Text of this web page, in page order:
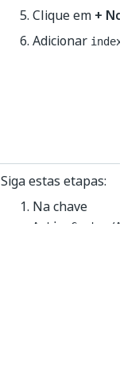
Clique em +
Adicionar
Siga estas etapas:
Na chave
ActionCenter/